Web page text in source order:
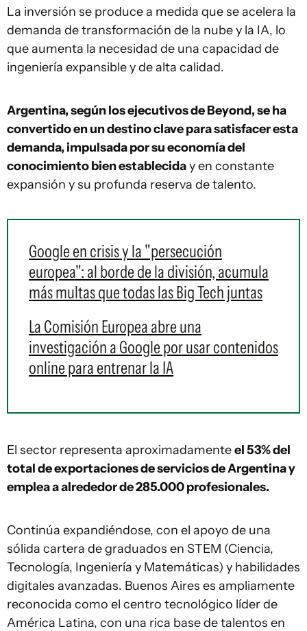
La inversión se produce a medida que se acelera la
demanda de transformación de la nube y la IA, lo
que aumenta la necesidad de una capacidad de
ingeniería expansible y de alta calidad.
Argentina, según los ejecutivos de Beyond, se ha
convertido en un destino clave para satisfacer esta
demanda, impulsada por su economía del
conocimiento bien estableciday en constante
expansión y su profunda reserva de talento.
Google en crisis y la "persecución
europea": al borde de la división, acumula
más multas que todas las Big Tech juntas
La Comisión Europea abre una
investigación a Google por usar contenidos
online para entrenar la IA
El sector representa aproximadamenteel 53% del
total de exportaciones de servicios de Argentina y
emplea a alrededor de 285.000 profesionales.
Continúa expandiéndose, con el apoyo de una
sólida cartera de graduados en STEM (Ciencia,
Tecnología, Ingeniería y Matemáticas) y habilidades
digitales avanzadas. Buenos Aires es ampliamente
reconocida como el centro tecnológico líder de
América Latina, con una rica base de talentos en